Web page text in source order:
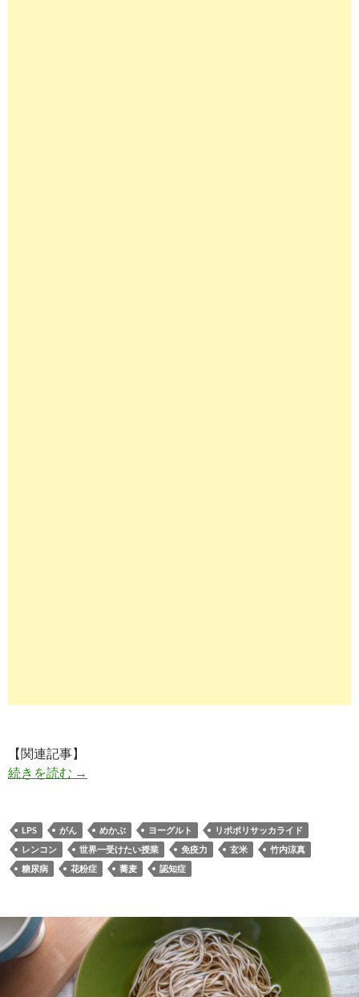
【関連記事】
続きを読む 【免疫力UP】リポポリサッカライド（LPS）が
→
LPS がん めかぶ ヨーグルト
リポポリサッカライド
レンコン
世界一受けたい授業 免疫力 玄米
竹内涼真
糖尿病
花粉症 蕎麦 認知症